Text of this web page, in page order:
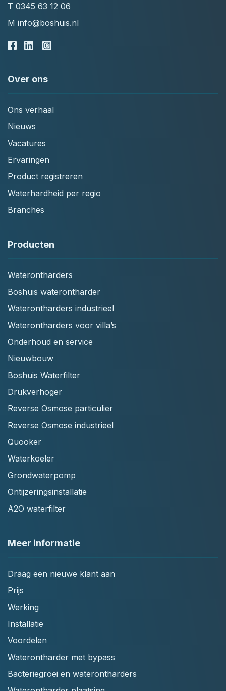
T 0345 63 12 06
M info@boshuis.nl
Over ons
Ons verhaal
Nieuws
Vacatures
Ervaringen
Product registreren
Waterhardheid per regio
Branches
Producten
Waterontharders
Boshuis waterontharder
Waterontharders industrieel
Waterontharders voor villa’s
Onderhoud en service
Nieuwbouw
Boshuis Waterfilter
Drukverhoger
Reverse Osmose particulier
Reverse Osmose industrieel
Quooker
Waterkoeler
Grondwaterpomp
Ontijzeringsinstallatie
A2O waterfilter
Meer informatie
Draag een nieuwe klant aan
Prijs
Werking
Installatie
Voordelen
Waterontharder met bypass
Bacteriegroei en waterontharders